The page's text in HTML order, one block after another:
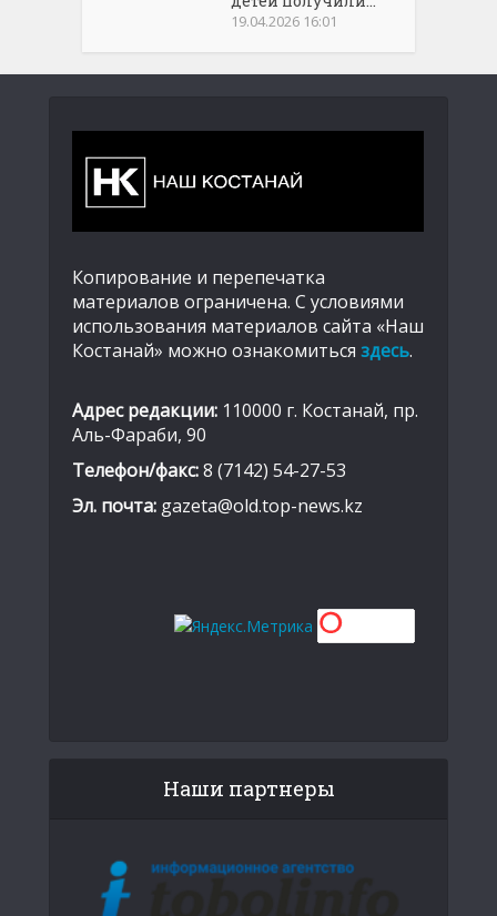
19.04.2026 16:01
Копирование и перепечатка
материалов ограничена. С условиями
использования материалов сайта «Наш
Костанай» можно ознакомиться здесь.
Адрес редакции: 110000 г. Костанай, пр.
Аль-Фараби, 90
Телефон/факс:8 (7142) 54-27-53
Эл. почта: gazeta@old.top-news.kz
Наши партнеры